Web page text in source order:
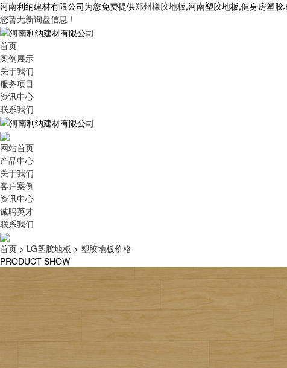
河南利纳建材有限公司为您免费提供郑州橡胶地板,河南塑胶地板,健身房塑胶
您暂无新询盘信息！
首页
案例展示
关于我们
服务项目
资讯中心
联系我们
网站首页
产品中心
关于我们
客户案例
资讯中心
诚聘英才
联系我们
首页 > LG塑胶地板 > 塑胶地板价格
PRODUCT SHOW